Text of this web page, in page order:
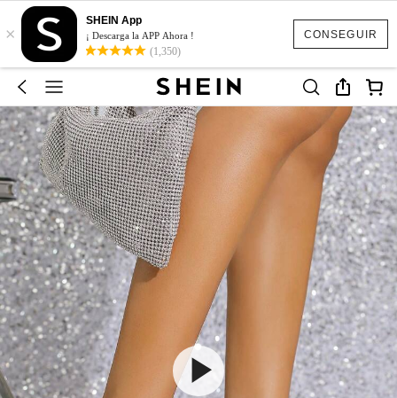
CONSEGUIR
×
SHEIN App
¡ Descarga la APP Ahora !
(1,350)